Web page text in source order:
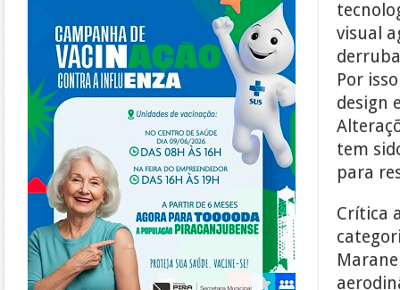
visual
Por
design
tem
para
Crítica